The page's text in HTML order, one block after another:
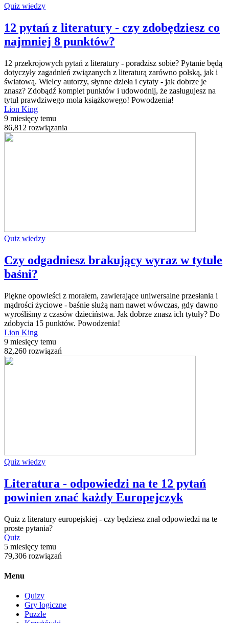
Quiz wiedzy
12 pytań z literatury - czy zdobędziesz co
najmniej 8 punktów?
12 przekrojowych pytań z literatury - poradzisz sobie? Pytanie będą
dotyczyły zagadnień związanych z literaturą zarówno polską, jak i
światową. Wielcy autorzy, słynne dzieła i cytaty - jak dobrze je
znasz? Zdobądź komplet punktów i udowodnij, że zasługujesz na
tytuł prawdziwego mola książkowego! Powodzenia!
Lion King
9 miesięcy temu
86,812 rozwiązania
Quiz wiedzy
Czy odgadniesz brakujący wyraz w tytule
baśni?
Piękne opowieści z morałem, zawierające uniwersalne przesłania i
mądrości życiowe - baśnie służą nam nawet wówczas, gdy dawno
wyrośliśmy z czasów dzieciństwa. Jak dobrze znasz ich tytuły? Do
zdobycia 15 punktów. Powodzenia!
Lion King
9 miesięcy temu
82,260 rozwiązań
Quiz wiedzy
Literatura - odpowiedzi na te 12 pytań
powinien znać każdy Europejczyk
Quiz z literatury europejskiej - czy będziesz znał odpowiedzi na te
proste pytania?
Quiz
5 miesięcy temu
79,306 rozwiązań
Menu
Quizy
Gry logiczne
Puzzle